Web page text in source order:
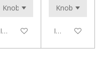
In den WarenkorbIn den